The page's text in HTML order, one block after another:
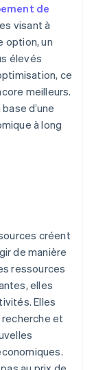
de
visant à
option, un
élevés
ce
meilleurs.
d’une
à long
créent
de manière
ressources
elles
Elles
et